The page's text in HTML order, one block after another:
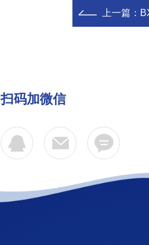
上一篇：
扫码加微信